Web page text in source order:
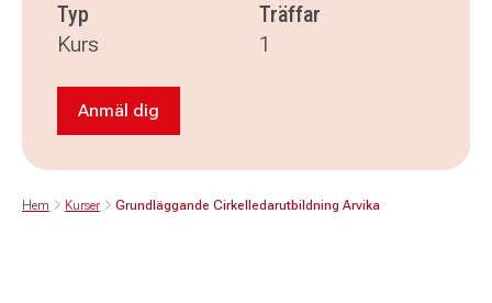
Typ
Kurs
Träffar
1
Anmäl dig till Grundläggande
Anmäl dig
Hem Kurser Grundläggande Cirkelledarutbildning Arvika